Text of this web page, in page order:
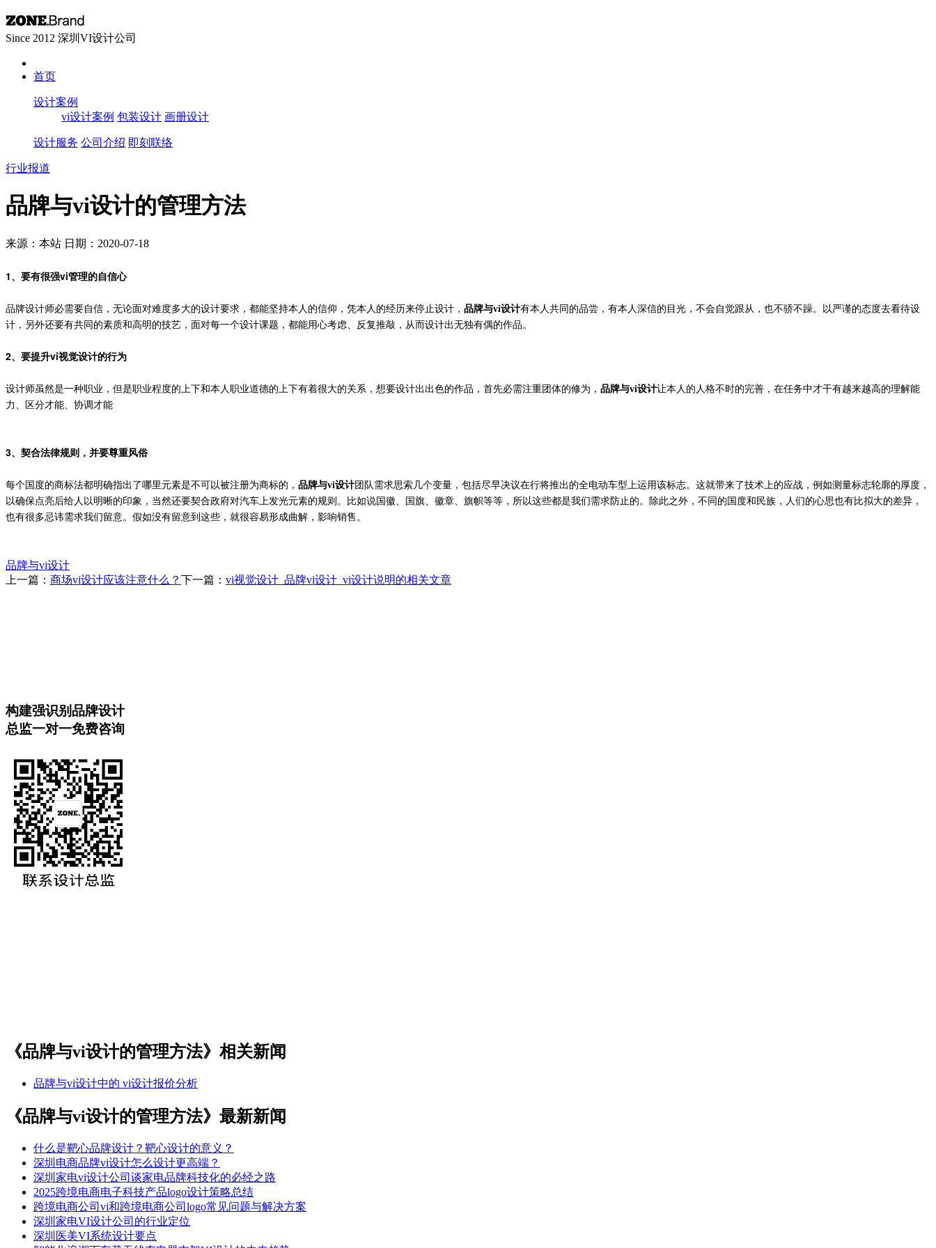
Since 2012 深圳VI设计公司
首页
设计案例
vi设计案例 包装设计 画册设计
设计服务 公司介绍 即刻联络
行业报道
品牌与vi设计的管理方法
来源：本站 日期：2020-07-18
1、要有很强vi管理的自信心
品牌设计师必需要自信，无论面对难度多大的设计要求，都能坚持本人的信仰，凭本人的经历来停止设计， 品牌与vi设计有本人共同的品尝，有本人深信的目光，不会自觉跟从，也不骄不躁。以严谨的态度去看待设
计，另外还要有共同的素质和高明的技艺，面对每一个设计课题，都能用心考虑、反复推敲，从而设计出无独有偶的作品。
2、要提升vi视觉设计的行为
设计师虽然是一种职业，但是职业程度的上下和本人职业道德的上下有着很大的关系，想要设计出出色的作品，首先必需注重团体的修为， 品牌与vi设计让本人的人格不时的完善，在任务中才干有越来越高的理解能
力、区分才能、协调才能
3、契合法律规则，并要尊重风俗
每个国度的商标法都明确指出了哪里元素是不可以被注册为商标的， 品牌与vi设计团队需求思索几个变量，包括尽早决议在行将推出的全电动车型上运用该标志。这就带来了技术上的应战 ，例如测量标志轮廓的厚度，
以确保点亮后给人以明晰的印象，当然还要契合政府对汽车上发光元素的规则。 比如说国徽、国旗、徽章、旗帜等等，所以这些都是我们需求防止的。除此之外，不同的国度和民族，人们的心思也有比拟大的差异，
也有很多忌讳需求我们留意。假如没有留意到这些，就很容易形成曲解，影响销售。
品牌与vi设计
上一篇： 商场vi设计应该注意什么？ 下一篇： vi视觉设计_品牌vi设计_vi设计说明的相关文章
构建强识别品牌设计
总监一对一免费咨询
《品牌与vi设计的管理方法》相关新闻
品牌与vi设计中的 vi设计报价分析
《品牌与vi设计的管理方法》最新新闻
什么是靶心品牌设计？靶心设计的意义？
深圳电商品牌vi设计怎么设计更高端？
深圳家电vi设计公司谈家电品牌科技化的必经之路
2025跨境电商电子科技产品logo设计策略总结
跨境电商公司vi和跨境电商公司logo常见问题与解决方案
深圳家电VI设计公司的行业定位
深圳医美VI系统设计要点